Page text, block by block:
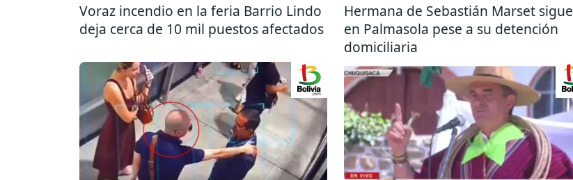
Voraz incendio en la feria Barrio Lindo
deja cerca de 10 mil puestos afectados
Hermana de Sebastián Marset sigue
en Palmasola pese a su detención
domiciliaria